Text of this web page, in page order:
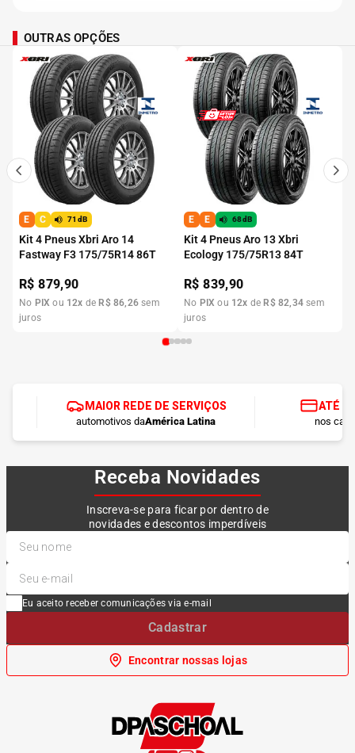
OUTRAS OPÇÕES
E C 71dB
Kit 4 Pneus Xbri Aro 14
Fastway F3 175/75R14 86T
R$879,90
No PIX ou 12x de R$ 86,26 sem
juros
E E 68dB
Kit 4 Pneus Aro 13 Xbri
Ecology 175/75R13 84T
R$839,90
No PIX ou 12x de R$ 82,34 sem
juros
MAIOR REDE DE SERVIÇOS
automotivos daAmérica Latina
ATÉ
nos
Receba Novidades
Inscreva-se para ficar por dentro de
novidades e descontos imperdíveis
Eu aceito receber comunicações via e-mail
Cadastrar
Encontrar nossas lojas